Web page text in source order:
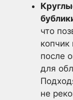
что
копчик
после
для
не